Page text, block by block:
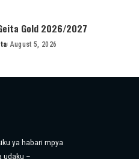
Gold 2026/2027
August 5, 2026
ya habari mpya
udaku –